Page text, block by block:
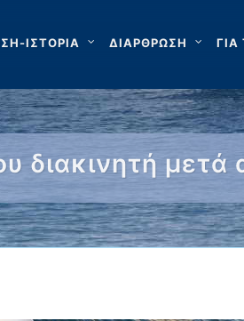
ΙΣΤΟΡΙΑ ΔΙΑΡΘΡΩΣΗ ΓΙΑ
διακινητή